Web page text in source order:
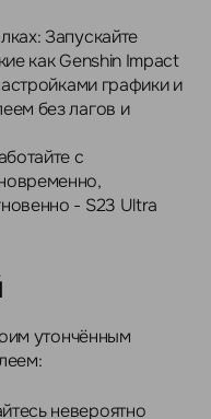
Запускайте
как Genshin Impact
графики и
без лагов и
с
- S23 Ultra
утончённым
невероятно